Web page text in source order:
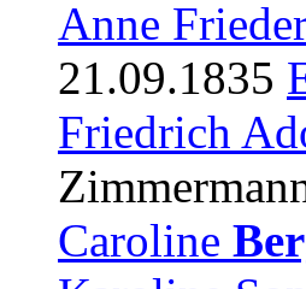
Anne
21.09.1835
Friedrich
Caroline